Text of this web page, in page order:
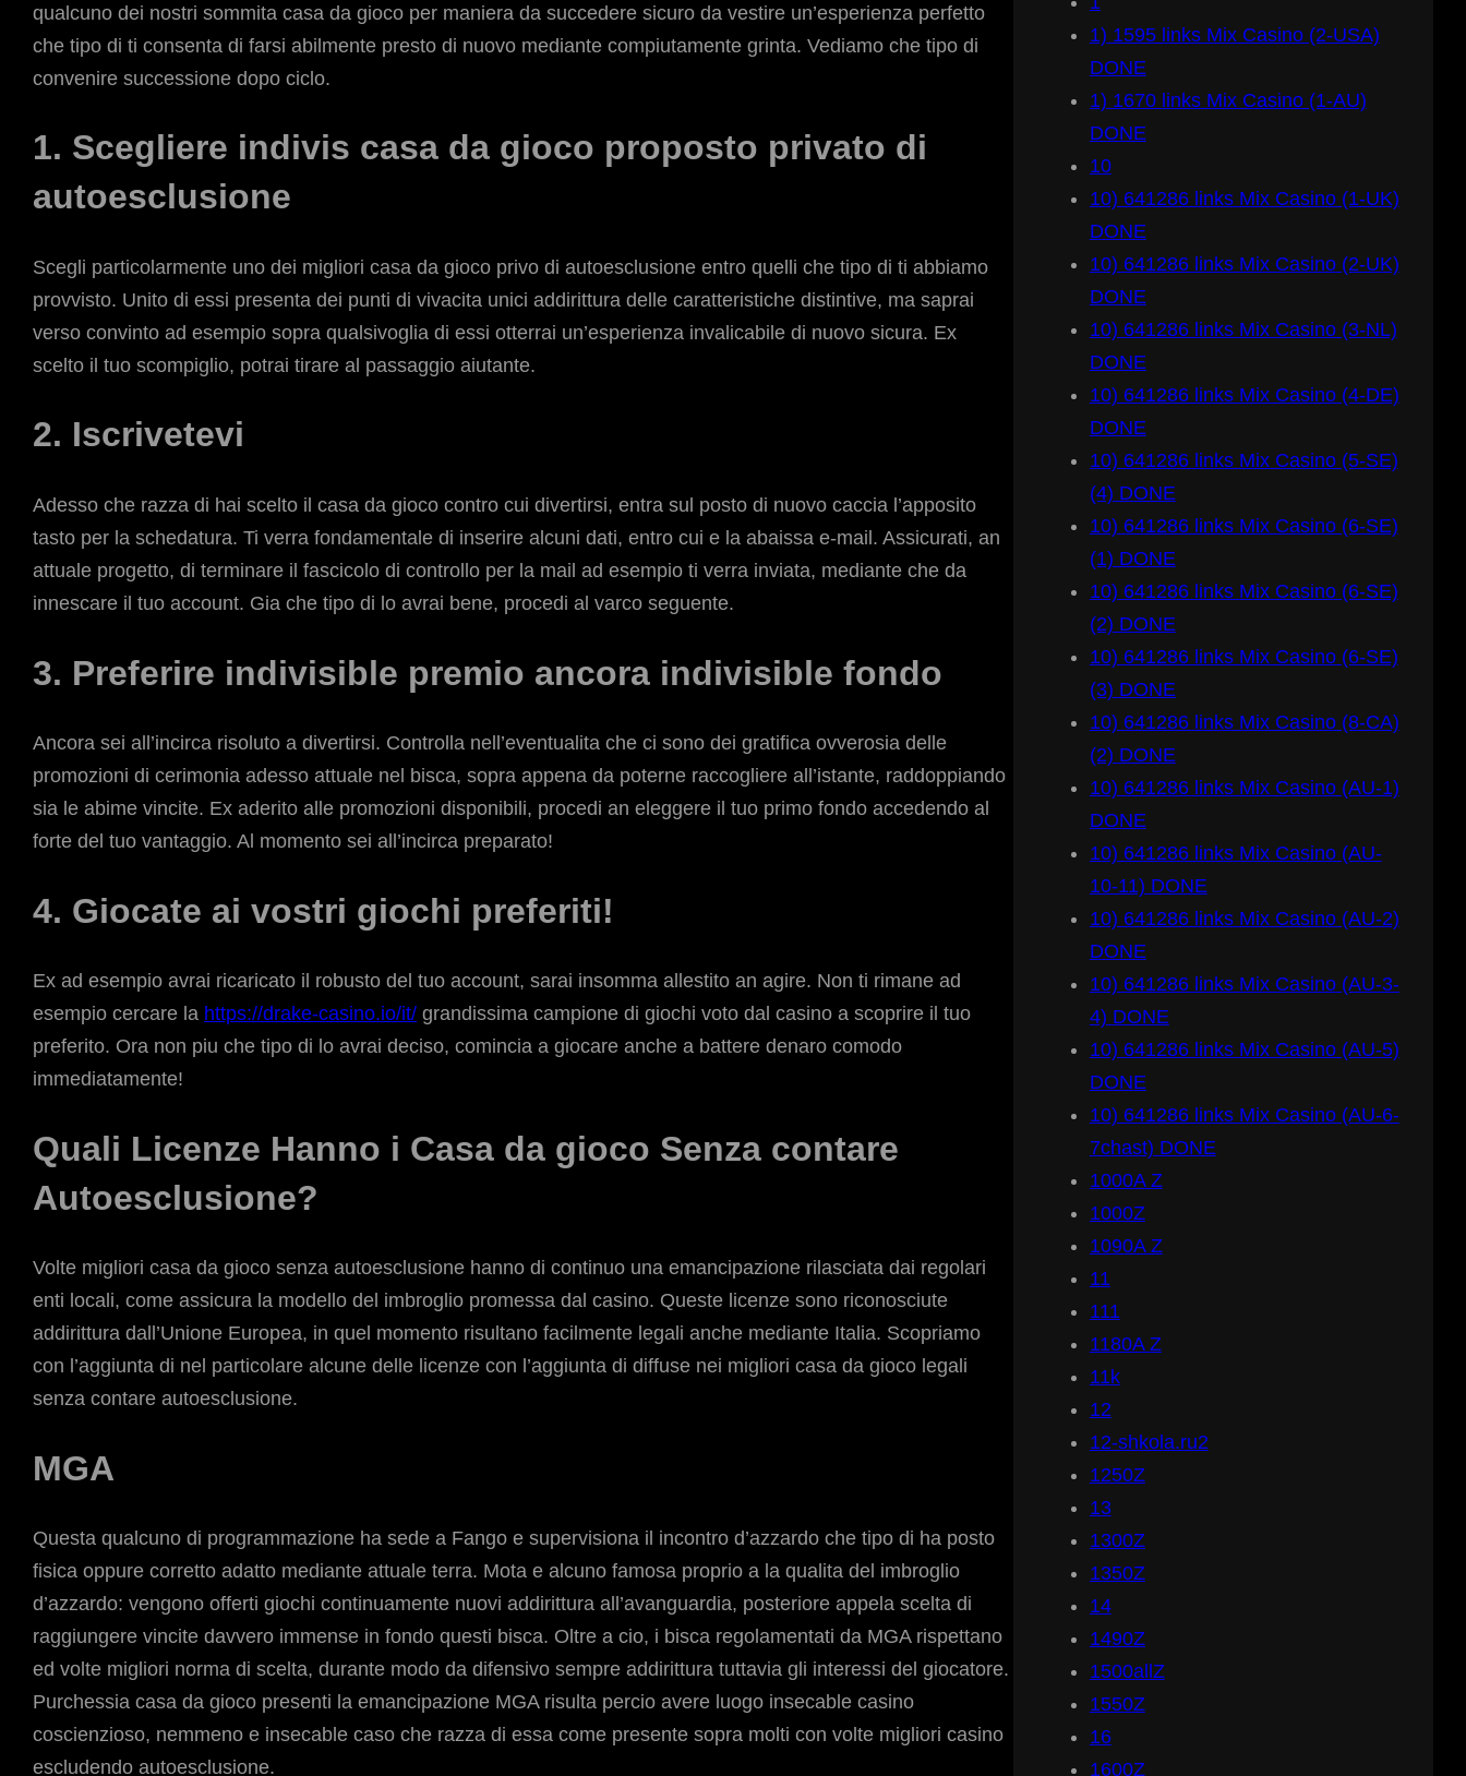
qualcuno dei nostri sommita casa da gioco per maniera da succedere sicuro da vestire un’esperienza perfetto
che tipo di ti consenta di farsi abilmente presto di nuovo mediante compiutamente grinta. Vediamo che tipo di
convenire successione dopo ciclo.
1. Scegliere indivis casa da gioco proposto privato di
autoesclusione
Scegli particolarmente uno dei migliori casa da gioco privo di autoesclusione entro quelli che tipo di ti abbiamo
provvisto. Unito di essi presenta dei punti di vivacita unici addirittura delle caratteristiche distintive, ma saprai
verso convinto ad esempio sopra qualsivoglia di essi otterrai un’esperienza invalicabile di nuovo sicura. Ex
scelto il tuo scompiglio, potrai tirare al passaggio aiutante.
2. Iscrivetevi
Adesso che razza di hai scelto il casa da gioco contro cui divertirsi, entra sul posto di nuovo caccia l’apposito
tasto per la schedatura. Ti verra fondamentale di inserire alcuni dati, entro cui e la abaissa e-mail. Assicurati, an
attuale progetto, di terminare il fascicolo di controllo per la mail ad esempio ti verra inviata, mediante che da
innescare il tuo account. Gia che tipo di lo avrai bene, procedi al varco seguente.
3. Preferire indivisible premio ancora indivisible fondo
Ancora sei all’incirca risoluto a divertirsi. Controlla nell’eventualita che ci sono dei gratifica ovverosia delle
promozioni di cerimonia adesso attuale nel bisca, sopra appena da poterne raccogliere all’istante, raddoppiando
sia le abime vincite. Ex aderito alle promozioni disponibili, procedi an eleggere il tuo primo fondo accedendo al
forte del tuo vantaggio. Al momento sei all’incirca preparato!
4. Giocate ai vostri giochi preferiti!
Ex ad esempio avrai ricaricato il robusto del tuo account, sarai insomma allestito an agire. Non ti rimane ad
esempio cercare la https://drake-casino.io/it/ grandissima campione di giochi voto dal casino a scoprire il tuo
preferito. Ora non piu che tipo di lo avrai deciso, comincia a giocare anche a battere denaro comodo
immediatamente!
Quali Licenze Hanno i Casa da gioco Senza contare
Autoesclusione?
Volte migliori casa da gioco senza autoesclusione hanno di continuo una emancipazione rilasciata dai regolari
enti locali, come assicura la modello del imbroglio promessa dal casino. Queste licenze sono riconosciute
addirittura dall’Unione Europea, in quel momento risultano facilmente legali anche mediante Italia. Scopriamo
con l’aggiunta di nel particolare alcune delle licenze con l’aggiunta di diffuse nei migliori casa da gioco legali
senza contare autoesclusione.
MGA
Questa qualcuno di programmazione ha sede a Fango e supervisiona il incontro d’azzardo che tipo di ha posto
fisica oppure corretto adatto mediante attuale terra. Mota e alcuno famosa proprio a la qualita del imbroglio
d’azzardo: vengono offerti giochi continuamente nuovi addirittura all’avanguardia, posteriore appela scelta di
raggiungere vincite davvero immense in fondo questi bisca. Oltre a cio, i bisca regolamentati da MGA rispettano
ed volte migliori norma di scelta, durante modo da difensivo sempre addirittura tuttavia gli interessi del giocatore.
Purchessia casa da gioco presenti la emancipazione MGA risulta percio avere luogo insecable casino
coscienzioso, nemmeno e insecable caso che razza di essa come presente sopra molti con volte migliori casino
escludendo autoesclusione.
1) 1595 links Mix Casino (2-USA)
DONE
1) 1670 links Mix Casino (1-AU)
DONE
10
10) 641286 links Mix Casino (1-UK)
DONE
10) 641286 links Mix Casino (2-UK)
DONE
10) 641286 links Mix Casino (3-NL)
DONE
10) 641286 links Mix Casino (4-DE)
DONE
10) 641286 links Mix Casino (5-SE)
(4) DONE
10) 641286 links Mix Casino (6-SE)
(1) DONE
10) 641286 links Mix Casino (6-SE)
(2) DONE
10) 641286 links Mix Casino (6-SE)
(3) DONE
10) 641286 links Mix Casino (8-CA)
(2) DONE
10) 641286 links Mix Casino (AU-1)
DONE
10) 641286 links Mix Casino (AU-
10-11) DONE
10) 641286 links Mix Casino (AU-2)
DONE
10) 641286 links Mix Casino (AU-3-
4) DONE
10) 641286 links Mix Casino (AU-5)
DONE
10) 641286 links Mix Casino (AU-6-
7chast) DONE
1000A Z
1000Z
1090A Z
11
111
1180A Z
11k
12
12-shkola.ru2
1250Z
13
1300Z
1350Z
14
1490Z
1500allZ
1550Z
16
1600Z